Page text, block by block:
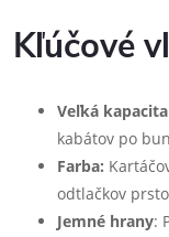
Kľúčové
Veľká kapacita
kabátov po
Farba:
odtlačkov
Jemné hrany: